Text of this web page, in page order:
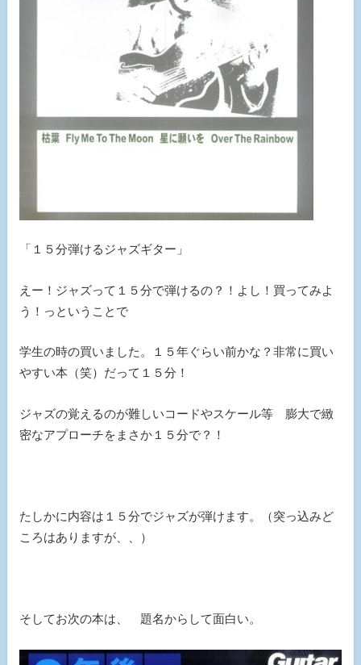
「１５分弾けるジャズギター」
えー！ジャズって１５分で弾けるの？！よし！買ってみよ
う！っということで
学生の時の買いました。１５年ぐらい前かな？非常に買い
やすい本（笑）だって１５分！
ジャズの覚えるのが難しいコードやスケール等 膨大で緻
密なアプローチをまさか１５分で？！
たしかに内容は１５分でジャズが弾けます。（突っ込みど
ころはありますが、、）
そしてお次の本は、 題名からして面白い。